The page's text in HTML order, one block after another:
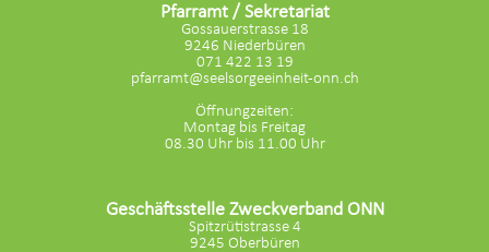
Pfarramt / Sekretariat
Gossauerstrasse 18
9246 Niederbüren
071 422 13 19
pfarramt@seelsorgeeinheit-onn.ch
Öffnungzeiten:
Montag bis Freitag
08.30 Uhr bis 11.00 Uhr
Geschäftsstelle Zweckverband ONN
Spitzrütistrasse 4
9245 Oberbüren